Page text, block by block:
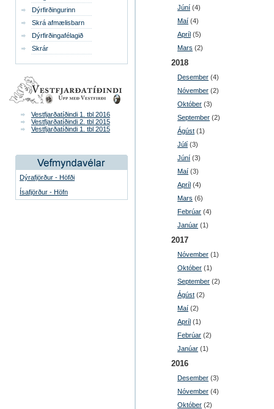
Dýrfirðingurinn
Skrá afmælisbarn
Dýrfirðingafélagið
Skrár
Vestfjarðatíðindi 1. tbl 2016
Vestfjarðatíðindi 2. tbl 2015
Vestfjarðatíðindi 1. tbl 2015
Dýrafjörður - Höfði
Ísafjörður - Höfn
Júní (4)
Maí (4)
Apríl (5)
Mars (2)
2018
Desember (4)
Nóvember (2)
Október (3)
September (2)
Ágúst (1)
Júlí (3)
Júní (3)
Maí (3)
Apríl (4)
Mars (6)
Febrúar (4)
Janúar (1)
2017
Nóvember (1)
Október (1)
September (2)
Ágúst (2)
Maí (2)
Apríl (1)
Febrúar (2)
Janúar (1)
2016
Desember (3)
Nóvember (4)
Október (2)